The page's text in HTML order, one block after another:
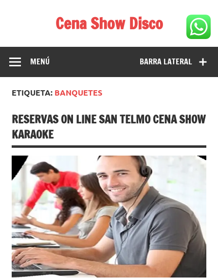
Cena Show Disco
Cena Show Disco – DISCO CENA SHOW GUIA DE
RESTAURANTES
BARRA LATERAL
MENÚ
ETIQUETA: BANQUETES
RESERVAS ON LINE SAN TELMO CENA SHOW
KARAOKE